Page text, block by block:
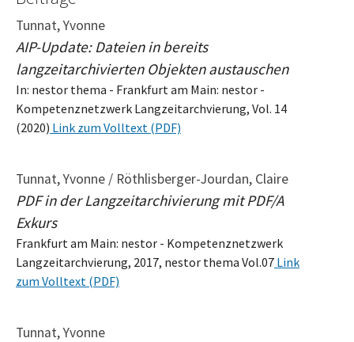
Tunnat, Yvonne
AIP-Update: Dateien in bereits
langzeitarchivierten Objekten austauschen
In: nestor thema - Frankfurt am Main: nestor -
Kompetenznetzwerk Langzeitarchvierung, Vol. 14
(2020) Link zum Volltext (PDF)
Tunnat, Yvonne / Röthlisberger-Jourdan, Claire
PDF in der Langzeitarchivierung mit PDF/A
Exkurs
Frankfurt am Main: nestor - Kompetenznetzwerk
Langzeitarchvierung, 2017, nestor thema Vol.07 Link
zum Volltext (PDF)
Tunnat, Yvonne